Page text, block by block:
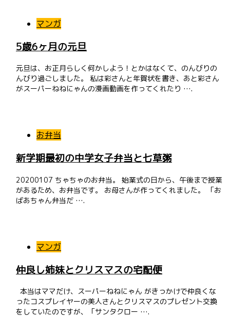
マンガ
5歳6ヶ月の元旦
元旦は、お正月らしく何かしよう！とかはなくて、のんびりの
んびり過ごしました。 私は彩さんと年賀状を書き、あと彩さん
がスーパーねねにゃんの漫画動画を作ってくれたり ….
お弁当
新学期最初の中学女子弁当と七草粥
‪20200107‬ ‪ちゃちゃのお弁当。‬ ‪始業式の日から、午後まで授業
があるため、お弁当です。‬ ‪お母さんが作ってくれました。‬ ‪「お
ばあちゃん弁当だ ….
マンガ
仲良し姉妹とクリスマスの宅配便
本当はママだけ、スーパーねねにゃん がきっかけで仲良くな
ったコスプレイヤーの美人さんとクリスマスのプレゼント交換
をしていたのですが、「サンタクロー ….